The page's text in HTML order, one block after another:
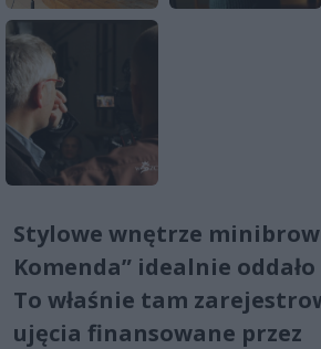
Stylowe wnętrze
Komenda” idealnie
To właśnie tam
ujęcia finansowane przez